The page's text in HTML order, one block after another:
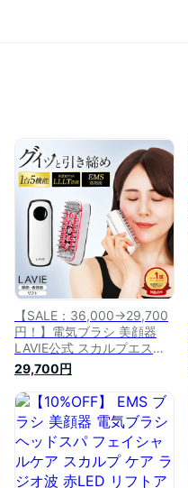
【SALE：36,000→29,700
円！】電気ブラシ 美顔器
LAVIE公式 スカルプエステ
EMS LLLT 低出力レーザー
RF ラジオ波 赤色LED 電気
針 スカルプブラシ リフトブ
ラシ 頭皮ブラシ 頭皮ケア
頭皮マッサージ リフトアッ
プ エステ ヘッドブラシ
29,700円